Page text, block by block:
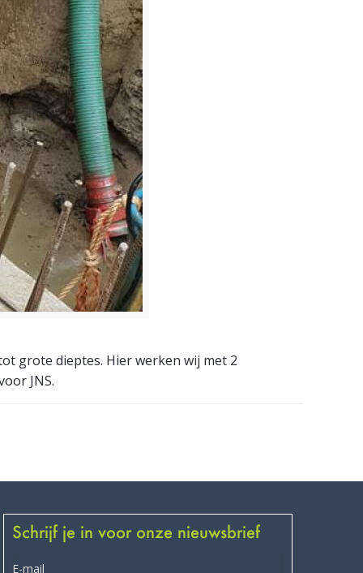
grote dieptes. Hier werken wij met 2
JNS.
Schrijf je in voor onze nieuwsbrief